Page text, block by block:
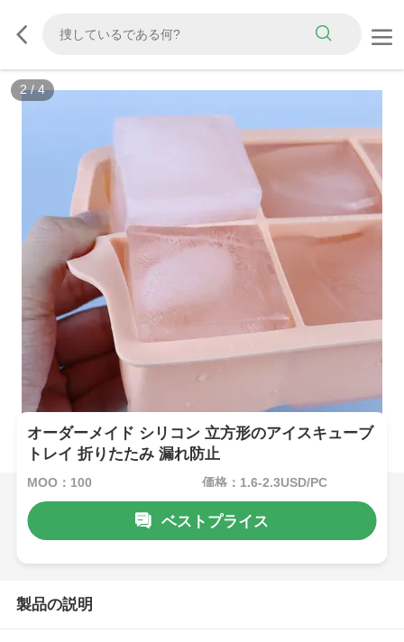
3/4
オーダーメイド シリコン 立方形のアイスキューブ
トレイ 折りたたみ 漏れ防止
MOQ：100 価格：1.6-2.3USD/PC
ベストプライス
製品の説明